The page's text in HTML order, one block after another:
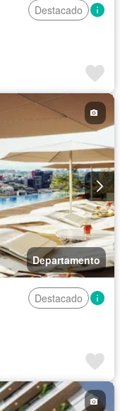
Destacado
Departamento
Destacado